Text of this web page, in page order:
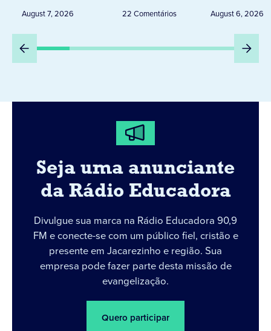
August 7, 2026 22 Comentários
Peru
August 6, 2026
Seja uma anunciante
da Rádio Educadora
Divulgue sua marca na Rádio Educadora 90,9
FM e conecte-se com um público fiel, cristão e
presente em Jacarezinho e região. Sua
empresa pode fazer parte desta missão de
evangelização.
Quero participar